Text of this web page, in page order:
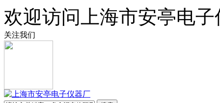
欢迎访问上海市安亭电
关注我们